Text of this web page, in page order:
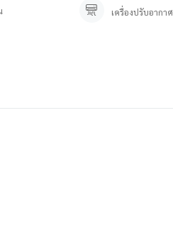
7 9
(ใส่ @ ข้างหน้าด้วยนะคะ)
contact-us/
ทร์ เลคไซด์
แก้ว อำเภอบางพลี สมุทรปราการ 10540
qKcKDUq2QpMNJ99y5
เครื่องปรับอากาศ